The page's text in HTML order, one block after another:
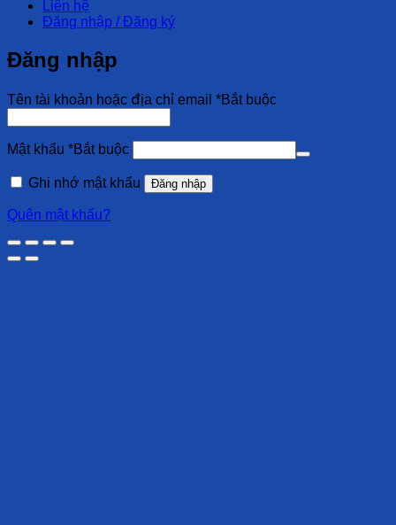
Liên hệ
Đăng nhập / Đăng ký
Đăng nhập
Tên tài khoản hoặc địa chỉ email *Bắt buộc
Mật khẩu *Bắt buộc
Ghi nhớ mật khẩu Đăng nhập
Quên mật khẩu?